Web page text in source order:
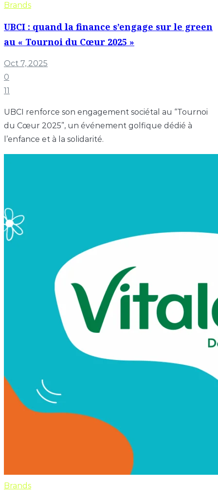
Brands
UBCI : quand la finance s’engage sur le green
au « Tournoi du Cœur 2025 »
Oct 7, 2025
0
11
UBCI renforce son engagement sociétal au “Tournoi
du Cœur 2025”, un événement golfique dédié à
l’enfance et à la solidarité.
Brands